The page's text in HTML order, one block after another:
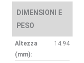
DIMENSIONI E
PESO
Altezza
(mm):
14.94